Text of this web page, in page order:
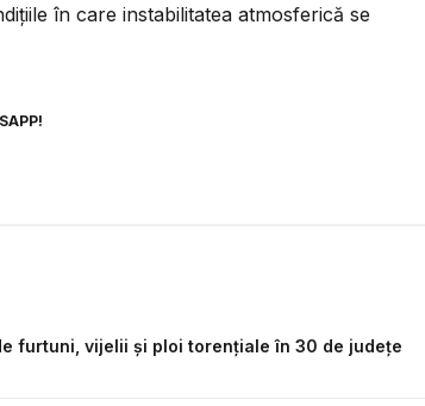
în care instabilitatea atmosferică se
furtuni, vijelii și ploi torențiale în 30 de județe